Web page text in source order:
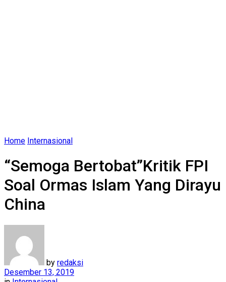
Home Internasional
“Semoga Bertobat”Kritik FPI
Soal Ormas Islam Yang Dirayu
China
by redaksi
Desember 13, 2019